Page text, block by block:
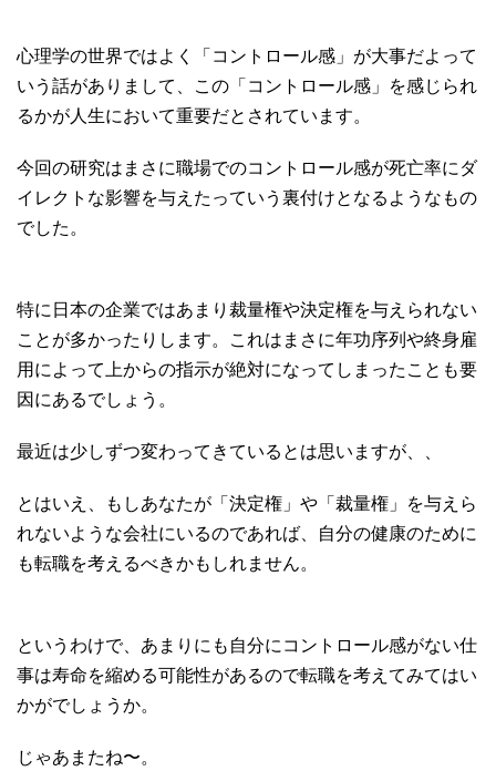
心理学の世界ではよく「コントロール感」が大事だよって
いう話がありまして、この「コントロール感」を感じられ
るかが人生において重要だとされています。
今回の研究はまさに職場でのコントロール感が死亡率にダ
イレクトな影響を与えたっていう裏付けとなるようなもの
でした。
特に日本の企業ではあまり裁量権や決定権を与えられない
ことが多かったりします。これはまさに年功序列や終身雇
用によって上からの指示が絶対になってしまったことも要
因にあるでしょう。
最近は少しずつ変わってきているとは思いますが、、
とはいえ、もしあなたが「決定権」や「裁量権」を与えら
れないような会社にいるのであれば、自分の健康のために
も転職を考えるべきかもしれません。
というわけで、あまりにも自分にコントロール感がない仕
事は寿命を縮める可能性があるので転職を考えてみてはい
かがでしょうか。
じゃあまたね〜。